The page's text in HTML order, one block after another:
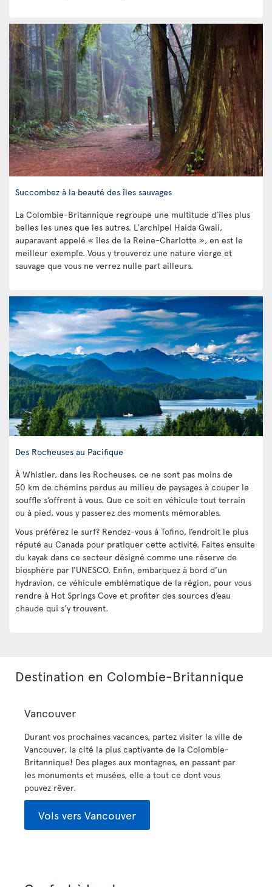
Succombez à la beauté des îles sauvages
La Colombie-Britannique regroupe une multitude d’îles plus
belles les unes que les autres. L’archipel Haida Gwaii,
auparavant appelé « îles de la Reine-Charlotte », en est le
meilleur exemple. Vous y trouverez une nature vierge et
sauvage que vous ne verrez nulle part ailleurs.
Des Rocheuses au Pacifique
À Whistler, dans les Rocheuses, ce ne sont pas moins de
50 km de chemins perdus au milieu de paysages à couper le
souffle s’offrent à vous. Que ce soit en véhicule tout terrain
ou à pied, vous y passerez des moments mémorables.
Vous préférez le surf? Rendez-vous à Tofino, l’endroit le plus
réputé au Canada pour pratiquer cette activité. Faites ensuite
du kayak dans ce secteur désigné comme une réserve de
biosphère par l’UNESCO. Enfin, embarquez à bord d’un
hydravion, ce véhicule emblématique de la région, pour vous
rendre à Hot Springs Cove et profiter des sources d’eau
chaude qui s’y trouvent.
Destination en Colombie-Britannique
Vancouver
Durant vos prochaines vacances, partez visiter la ville de
Vancouver, la cité la plus captivante de la Colombie-
Britannique! Des plages aux montagnes, en passant par
les monuments et musées, elle a tout ce dont vous
pouvez rêver.
Vols vers Vancouver